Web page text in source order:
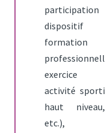
formation
exercice
activité
haut
etc.),